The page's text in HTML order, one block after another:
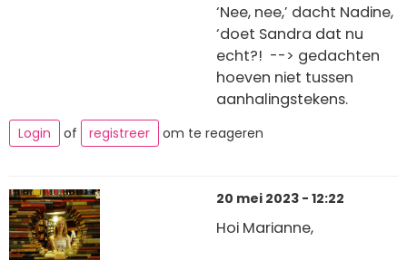
‘Nee, nee,’ dacht Nadine,
‘doet Sandra dat nu
echt?! --> gedachten
hoeven niet tussen
aanhalingstekens.
Login of registreer om te reageren
20 mei 2023 - 12:22
Hoi Marianne,